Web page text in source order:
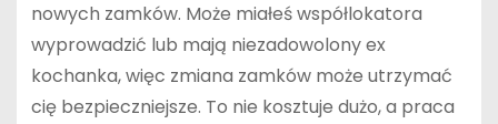
nowych zamków. Może miałeś współlokatora
wyprowadzić lub mają niezadowolony ex
kochanka, więc zmiana zamków może utrzymać
cię bezpieczniejsze. To nie kosztuje dużo, a praca